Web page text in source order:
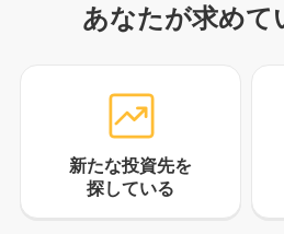
あなたが求めて
新たな投資先を
探している